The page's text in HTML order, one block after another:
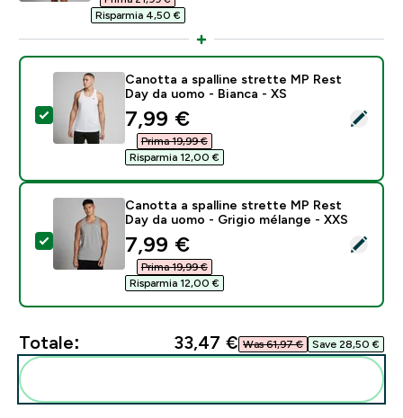
Risparmia 4,50 €‎
Seleziona questo prodotto - Canotta a spalline
Canotta a spalline strette MP Rest
Day da uomo - Bianca - XS
discounted price
7,99 €‎
Prima 19,99 €‎
Risparmia 12,00 €‎
Seleziona questo prodotto - Canotta a spalline
Canotta a spalline strette MP Rest
Day da uomo - Grigio mélange - XXS
discounted price
7,99 €‎
Prima 19,99 €‎
Risparmia 12,00 €‎
Totale: 33,47 €‎ Was 61,97 €‎ Save 28,50 €‎